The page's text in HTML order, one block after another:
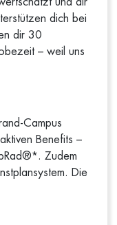
dich bei
dir 30
– weil uns
Campus
Benefits –
Zudem
Die